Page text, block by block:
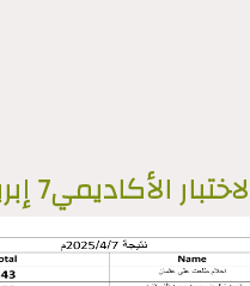
الأكاديمي7 إبريل2025م